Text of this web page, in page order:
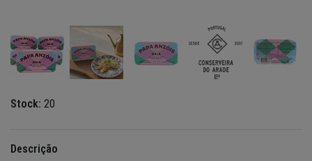
Stock: 20
Descrição